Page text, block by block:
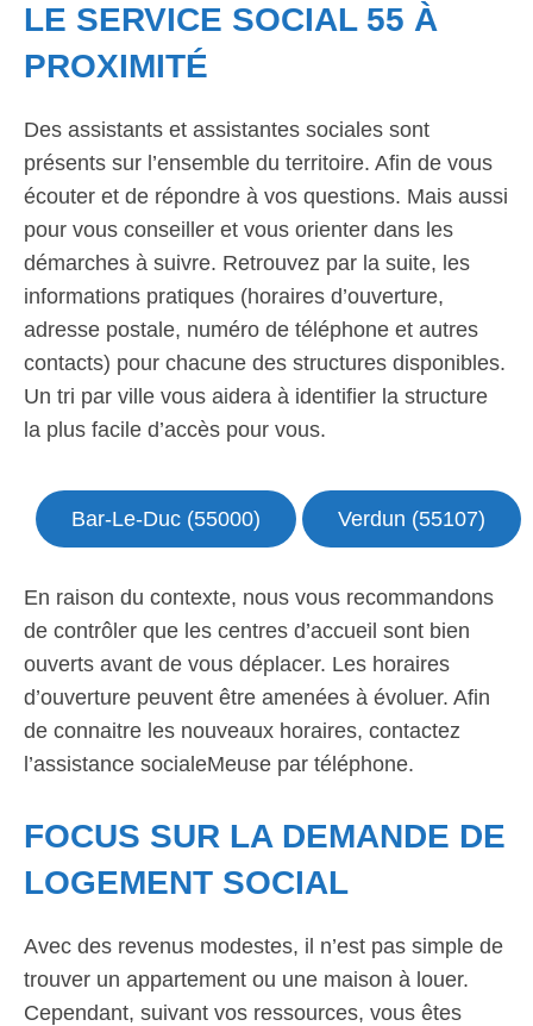
LE SERVICE SOCIAL 55 À
PROXIMITÉ
Des assistants et assistantes sociales sont
présents sur l’ensemble du territoire. Afin de vous
écouter et de répondre à vos questions. Mais aussi
pour vous conseiller et vous orienter dans les
démarches à suivre. Retrouvez par la suite, les
informations pratiques (horaires d’ouverture,
adresse postale, numéro de téléphone et autres
contacts) pour chacune des structures disponibles.
Un tri par ville vous aidera à identifier la structure
la plus facile d’accès pour vous.
Bar-Le-Duc (55000) Verdun (55107)
En raison du contexte, nous vous recommandons
de contrôler que les centres d’accueil sont bien
ouverts avant de vous déplacer. Les horaires
d’ouverture peuvent être amenées à évoluer. Afin
de connaitre les nouveaux horaires, contactez
l’assistance socialeMeuse par téléphone.
FOCUS SUR LA DEMANDE DE
LOGEMENT SOCIAL
Avec des revenus modestes, il n’est pas simple de
trouver un appartement ou une maison à louer.
Cependant, suivant vos ressources, vous êtes